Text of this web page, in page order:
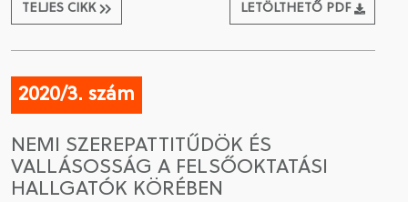
TELJES CIKK LETÖLTHETŐ PDF
2020/3. szám
NEMI SZEREPATTITŰDÖK ÉS
VALLÁSOSSÁG A FELSŐOKTATÁSI
HALLGATÓK KÖRÉBEN